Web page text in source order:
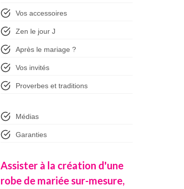
Vos accessoires
Zen le jour J
Après le mariage ?
Vos invités
Proverbes et traditions
Médias
Garanties
Assister à la création d'une
robe de mariée sur-mesure,